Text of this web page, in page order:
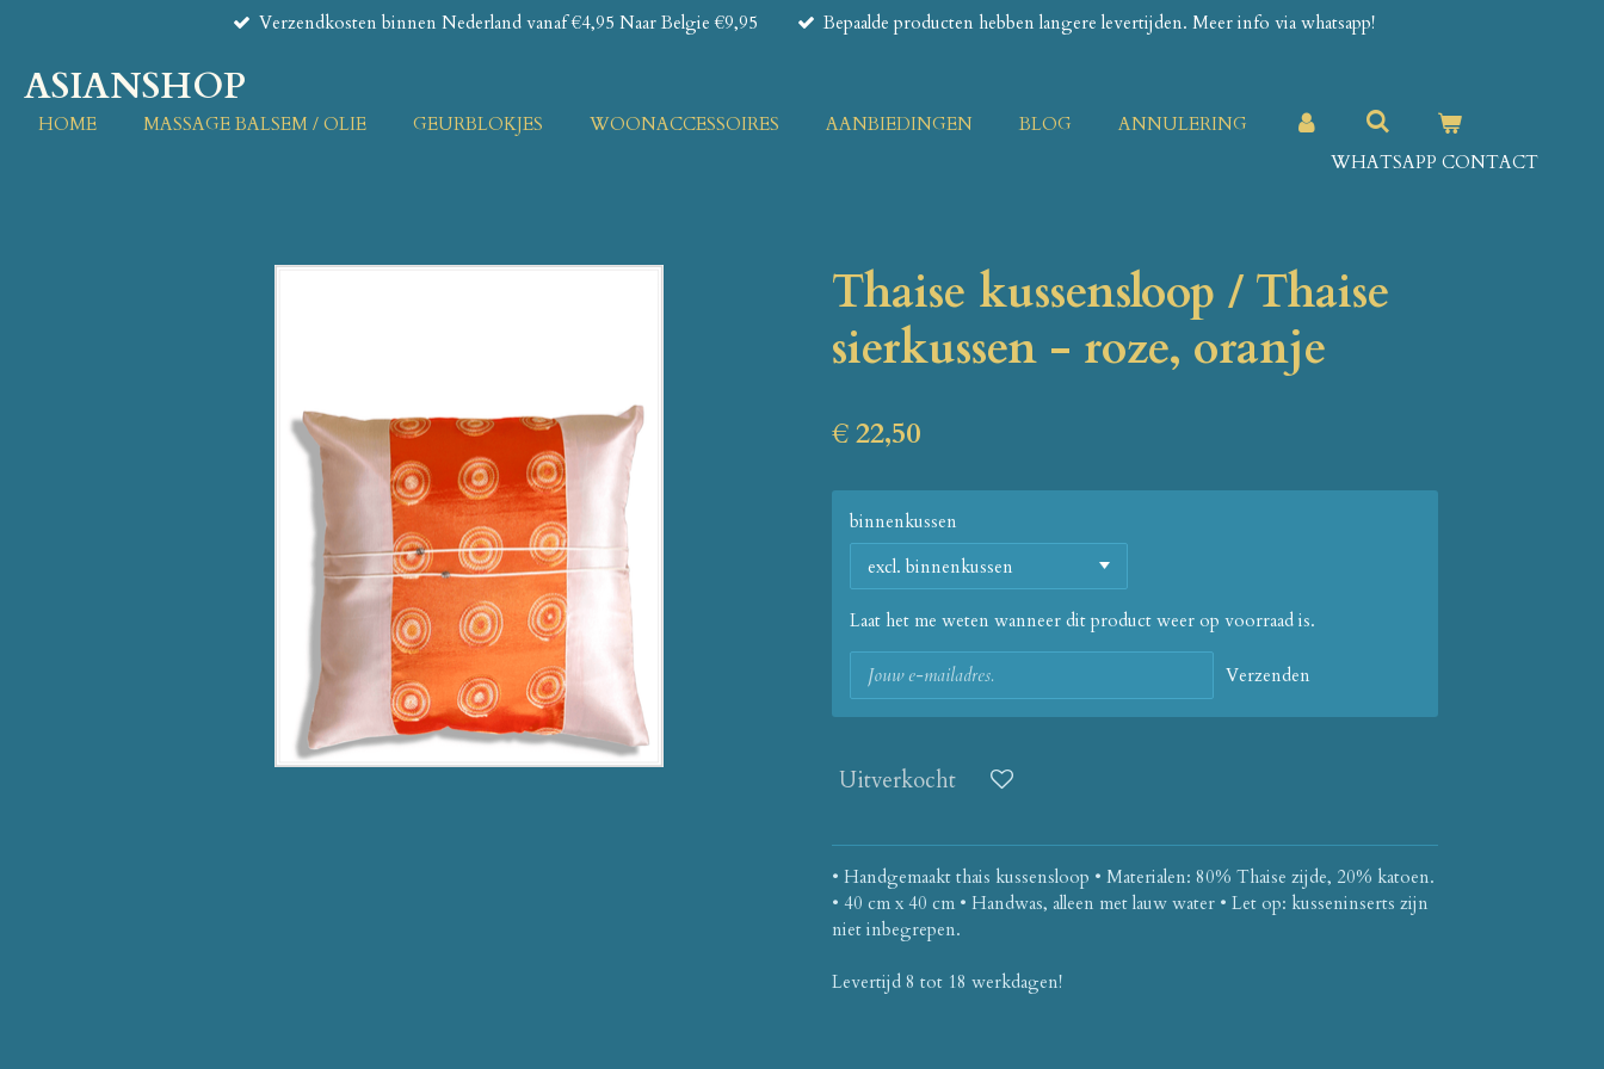
naar
de
hoofdinhoud
Verzendkosten binnen Nederland vanaf €4,95 Naar Belgie €9,95 Bepaalde producten hebben langere levertijden. Meer info via whatsapp!
ASIANSHOP
HOME MASSAGE BALSEM / OLIE GEURBLOKJES WOONACCESSOIRES AANBIEDINGEN BLOG
ANNULERING
WHATSAPP CONTACT
Thaise kussensloop / Thaise
sierkussen - roze, oranje
€ 22,50
binnenkussen
Laat het me weten wanneer dit product weer op voorraad is.
Verzenden
Uitverkocht
• Handgemaakt thais kussensloop • Materialen: 80% Thaise zijde, 20% katoen.
• 40 cm x 40 cm • Handwas, alleen met lauw water • Let op: kusseninserts zijn
niet inbegrepen.
Levertijd 8 tot 18 werkdagen!